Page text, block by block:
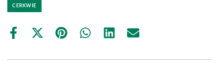
CERKWIE
Share
Share
(Twitter)
Share Share Share Share